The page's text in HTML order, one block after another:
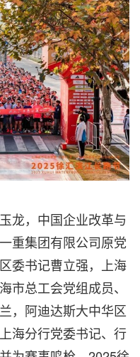
龙，中国企业改革与
重集团有限公司原党
委书记曹立强，上海
市总工会党组成员、
，阿迪达斯大中华区
海分行党委书记、行